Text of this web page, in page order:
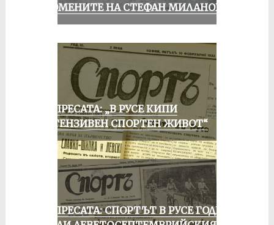
СПОМЕНИТЕ НА СТЕФАН МИЛАНОВ
ОТ ПРЕСАТА: „В РУСЕ КИПИ
ИНТЕНЗИВЕН СПОРТЕН ЖИВОТ“
ОТ ПРЕСАТА: СПОРТЪТ В РУСЕ ГОДИНА